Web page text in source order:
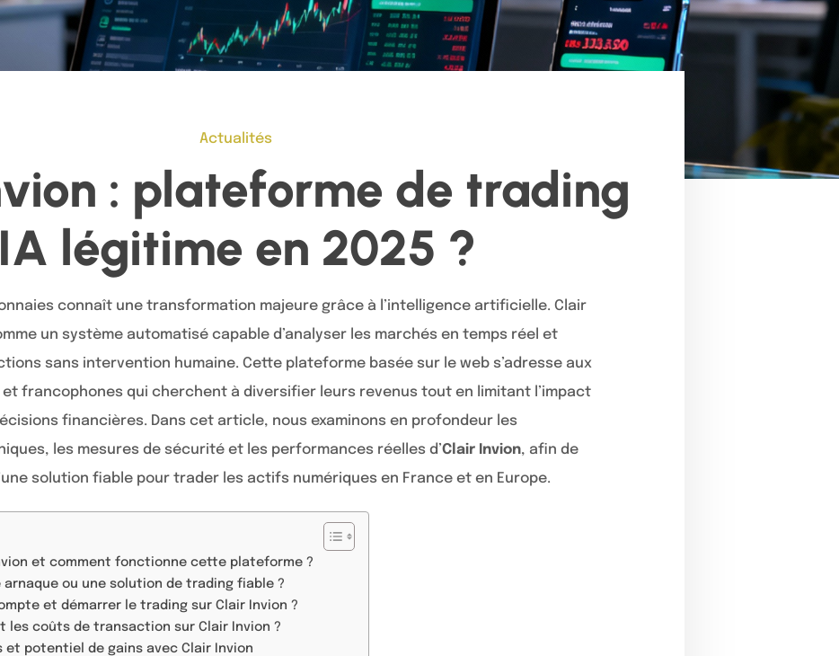
Actualités
: plateforme de trading
légitime en 2025 ?
connaît une transformation majeure grâce à l’intelligence artificielle. Clair
un système automatisé capable d’analyser les marchés en temps réel et
sans intervention humaine. Cette plateforme basée sur le web s’adresse aux
francophones qui cherchent à diversifier leurs revenus tout en limitant l’impact
financières. Dans cet article, nous examinons en profondeur les
les mesures de sécurité et les performances réelles d’Clair Invion, afin de
solution fiable pour trader les actifs numériques en France et en Europe.
et comment fonctionne cette plateforme ?
ou une solution de trading fiable ?
et démarrer le trading sur Clair Invion ?
les coûts de transaction sur Clair Invion ?
et potentiel de gains avec Clair Invion